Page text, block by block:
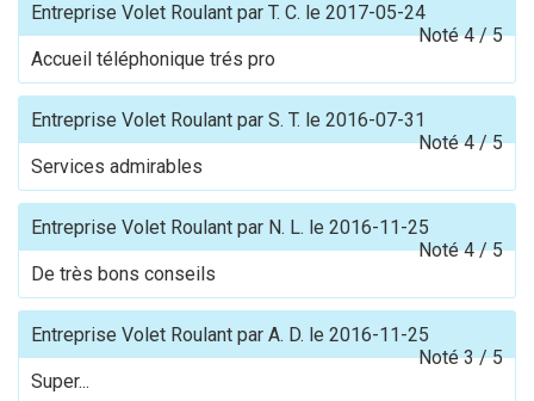
Entreprise Volet Roulant par T. C. le 2017-05-24
Noté4/5
Accueil téléphonique trés pro
Entreprise Volet Roulant par S. T. le 2016-07-31
Noté4/5
Services admirables
Entreprise Volet Roulant par N. L. le 2016-11-25
Noté4/5
De très bons conseils
Entreprise Volet Roulant par A. D. le 2016-11-25
Noté3/5
Super...